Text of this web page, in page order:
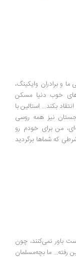
وایکینگ،
دنیا مسکن
استالین با
همه روسی
برای خودم رو
برگردید
نمی‌کنند، چون
ما بچه‌مسلمان